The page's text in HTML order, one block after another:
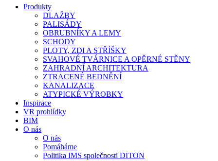
Produkty
DLAŽBY
PALISÁDY
OBRUBNÍKY A LEMY
SCHODY
PLOTY, ZDI A STŘÍŠKY
SVAHOVÉ TVÁRNICE A OPĚRNÉ STĚNY
ZAHRADNÍ ARCHITEKTURA
ZTRACENÉ BEDNĚNÍ
KANALIZACE
ATYPICKÉ VÝROBKY
Inspirace
VR prohlídky
BIM
O nás
O nás
Pomáháme
Politika IMS společnosti DITON